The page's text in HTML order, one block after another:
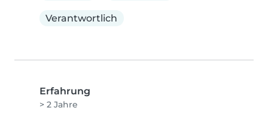
Verantwortlich
Erfahrung
> 2 Jahre